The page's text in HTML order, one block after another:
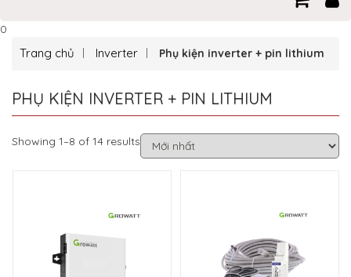
0
Trang chủ Inverter Phụ kiện inverter + pin lithium
PHỤ KIỆN INVERTER + PIN LITHIUM
Showing 1–8 of 14 results